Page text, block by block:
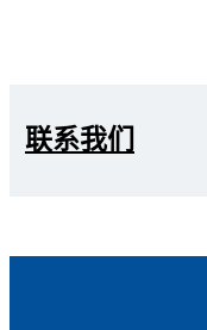
联系我们